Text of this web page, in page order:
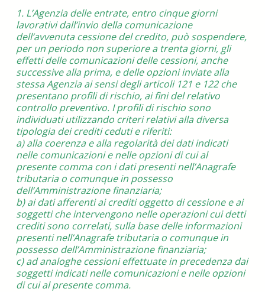
1. L’Agenzia delle entrate, entro cinque giorni
lavorativi dall’invio della comunicazione
dell’avvenuta cessione del credito, può sospendere,
per un periodo non superiore a trenta giorni, gli
effetti delle comunicazioni delle cessioni, anche
successive alla prima, e delle opzioni inviate alla
stessa Agenzia ai sensi degli articoli 121 e 122 che
presentano profili di rischio, ai fini del relativo
controllo preventivo. I profili di rischio sono
individuati utilizzando criteri relativi alla diversa
tipologia dei crediti ceduti e riferiti:
a) alla coerenza e alla regolarità dei dati indicati
nelle comunicazioni e nelle opzioni di cui al
presente comma con i dati presenti nell’Anagrafe
tributaria o comunque in possesso
dell’Amministrazione finanziaria;
b) ai dati afferenti ai crediti oggetto di cessione e ai
soggetti che intervengono nelle operazioni cui detti
crediti sono correlati, sulla base delle informazioni
presenti nell’Anagrafe tributaria o comunque in
possesso dell’Amministrazione finanziaria;
c) ad analoghe cessioni effettuate in precedenza dai
soggetti indicati nelle comunicazioni e nelle opzioni
di cui al presente comma.